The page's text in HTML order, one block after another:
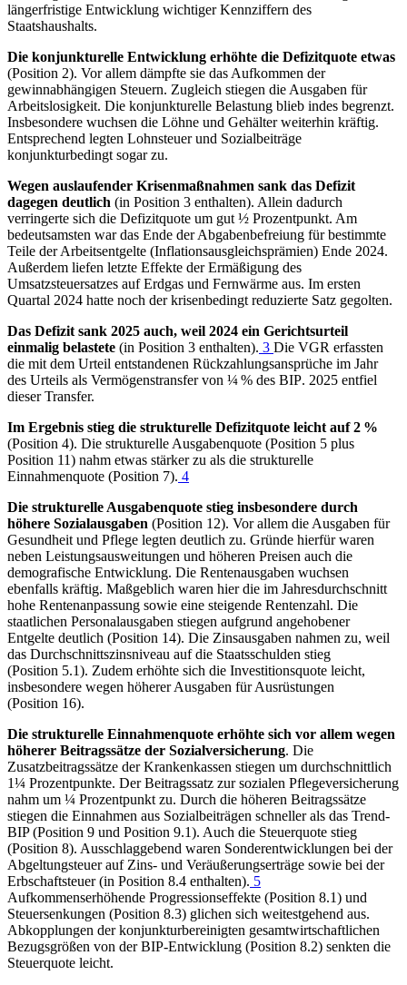
längerfristige Entwicklung wichtiger Kennziffern des
Staatshaushalts.
Die konjunkturelle Entwicklung erhöhte die Defizitquote etwas
(Position 2). Vor allem dämpfte sie das Aufkommen der
gewinnabhängigen Steuern. Zugleich stiegen die Ausgaben für
Arbeitslosigkeit. Die konjunkturelle Belastung blieb indes begrenzt.
Insbesondere wuchsen die Löhne und Gehälter weiterhin kräftig.
Entsprechend legten Lohnsteuer und Sozialbeiträge
konjunkturbedingt sogar zu.
Wegen auslaufender Krisenmaßnahmen sank das Defizit
dagegen deutlich (in Position 3 enthalten). Allein dadurch
verringerte sich die Defizitquote um gut ½ Prozentpunkt. Am
bedeutsamsten war das Ende der Abgabenbefreiung für bestimmte
Teile der Arbeitsentgelte (Inflationsausgleichsprämien) Ende 2024.
Außerdem liefen letzte Effekte der Ermäßigung des
Umsatzsteuersatzes auf Erdgas und Fernwärme aus. Im ersten
Quartal 2024 hatte noch der krisenbedingt reduzierte Satz gegolten.
Das Defizit sank 2025 auch, weil 2024 ein Gerichtsurteil
einmalig belastete (in Position 3 enthalten). 3 Die VGR erfassten
die mit dem Urteil entstandenen Rückzahlungsansprüche im Jahr
des Urteils als Vermögenstransfer von ¼ % des BIP. 2025 entfiel
dieser Transfer.
Im Ergebnis stieg die strukturelle Defizitquote leicht auf 2 %
(Position 4). Die strukturelle Ausgabenquote (Position 5 plus
Position 11) nahm etwas stärker zu als die strukturelle
Einnahmenquote (Position 7). 4
Die strukturelle Ausgabenquote stieg insbesondere durch
höhere Sozialausgaben (Position 12). Vor allem die Ausgaben für
Gesundheit und Pflege legten deutlich zu. Gründe hierfür waren
neben Leistungsausweitungen und höheren Preisen auch die
demografische Entwicklung. Die Rentenausgaben wuchsen
ebenfalls kräftig. Maßgeblich waren hier die im Jahresdurchschnitt
hohe Rentenanpassung sowie eine steigende Rentenzahl. Die
staatlichen Personalausgaben stiegen aufgrund angehobener
Entgelte deutlich (Position 14). Die Zinsausgaben nahmen zu, weil
das Durchschnittszinsniveau auf die Staatsschulden stieg
(Position 5.1). Zudem erhöhte sich die Investitionsquote leicht,
insbesondere wegen höherer Ausgaben für Ausrüstungen
(Position 16).
Die strukturelle Einnahmenquote erhöhte sich vor allem wegen
höherer Beitragssätze der Sozialversicherung. Die
Zusatzbeitragssätze der Krankenkassen stiegen um durchschnittlich
1¼ Prozentpunkte. Der Beitragssatz zur sozialen Pflegeversicherung
nahm um ¼ Prozentpunkt zu. Durch die höheren Beitragssätze
stiegen die Einnahmen aus Sozialbeiträgen schneller als das Trend-
BIP(Position 9 und Position 9.1). Auch die Steuerquote stieg
(Position 8). Ausschlaggebend waren Sonderentwicklungen bei der
Abgeltungsteuer auf Zins- und Veräußerungserträge sowie bei der
Erbschaftsteuer (in Position 8.4 enthalten). 5
Aufkommenserhöhende Progressionseffekte (Position 8.1) und
Steuersenkungen (Position 8.3) glichen sich weitestgehend aus.
Abkopplungen der konjunkturbereinigten gesamtwirtschaftlichen
Bezugsgrößen von derBIP-Entwicklung (Position 8.2) senkten die
Steuerquote leicht.